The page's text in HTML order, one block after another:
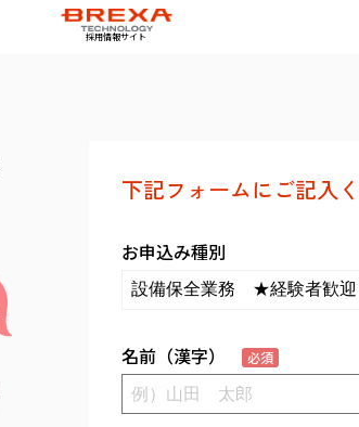
採用情報サイト
下記フォームにご記入
お申込み種別
名前（漢字） 必須